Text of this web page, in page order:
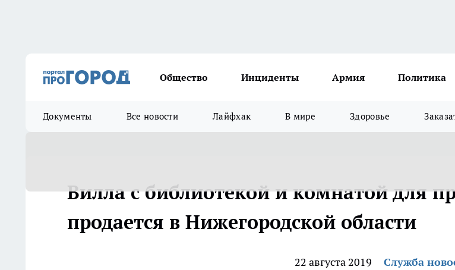
Общество Инциденты Армия Политика
Документы Все новости Лайфхак В мире Здоровье
Вилла с библиотекой и комнатой для
продается в Нижегородской области
22 августа 2019
Служба